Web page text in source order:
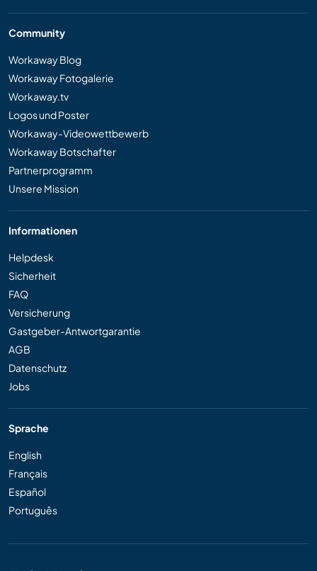
Community
Workaway Blog
Workaway Fotogalerie
Workaway.tv
Logos und Poster
Workaway-Videowettbewerb
Workaway Botschafter
Partnerprogramm
Unsere Mission
Informationen
Helpdesk
Sicherheit
FAQ
Versicherung
Gastgeber-Antwortgarantie
AGB
Datenschutz
Jobs
Sprache
English
Français
Español
Português